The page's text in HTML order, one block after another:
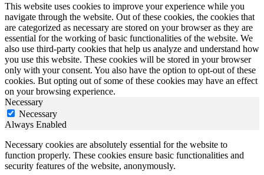
This website uses cookies to improve your experience while you
navigate through the website. Out of these cookies, the cookies that
are categorized as necessary are stored on your browser as they are
essential for the working of basic functionalities of the website. We
also use third-party cookies that help us analyze and understand how
you use this website. These cookies will be stored in your browser
only with your consent. You also have the option to opt-out of these
cookies. But opting out of some of these cookies may have an effect
on your browsing experience.
Necessary
Necessary
Always Enabled
Necessary cookies are absolutely essential for the website to
function properly. These cookies ensure basic functionalities and
security features of the website, anonymously.